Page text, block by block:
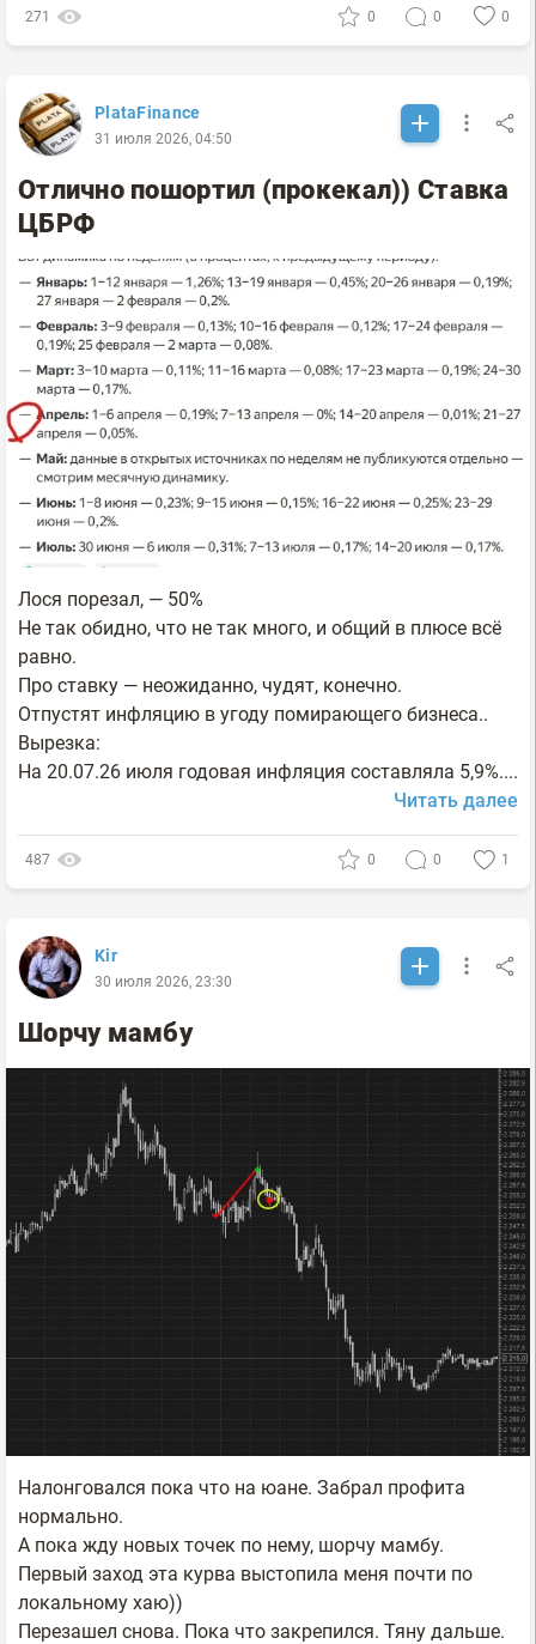
271 0 0 0
PlataFinance
31 июля 2026, 04:50
Отлично пошортил (прокекал)) Ставка
ЦБРФ
Лося порезал, — 50%
Не так обидно, что не так много, и общий в плюсе всё
равно.
Про ставку — неожиданно, чудят, конечно.
Отпустят инфляцию в угоду помирающего бизнеса..
Вырезка:
На 20.07.26 июля годовая инфляция составляла 5,9%....
Читать далее
487 0 0 1
Kir
30 июля 2026, 23:30
Шорчу мамбу
Налонговался пока что на юане. Забрал профита
нормально.
А пока жду новых точек по нему, шорчу мамбу.
Первый заход эта курва выстопила меня почти по
локальному хаю))
Перезашел снова. Пока что закрепился. Тяну дальше.